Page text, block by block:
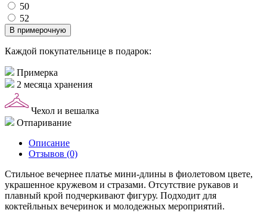
50
52
В примерочную
Каждой покупательнице в подарок:
Примерка
2 месяца хранения
Чехол и вешалка
Отпаривание
Описание
Отзывов (0)
Стильное вечернее платье мини-длины в фиолетовом цвете,
украшенное кружевом и стразами. Отсутствие рукавов и
плавный крой подчеркивают фигуру. Подходит для
коктейльных вечеринок и молодежных мероприятий.